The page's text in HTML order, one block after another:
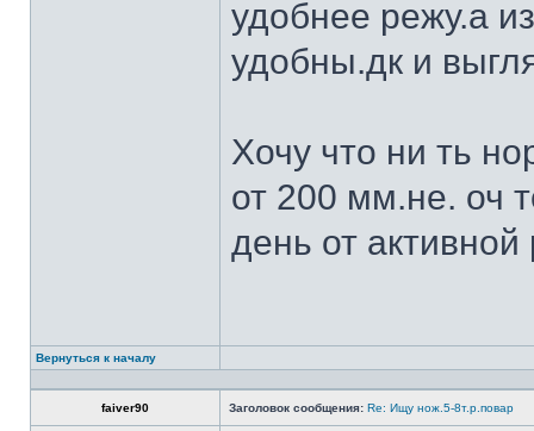
удобнее режу.а
удобны.дк и
Хочу что ни ть
от 200 мм.не. оч
день от
Вернуться к началу
faiver90 Заголовок сообщения: Re: Ищу нож.5-8т.р.повар